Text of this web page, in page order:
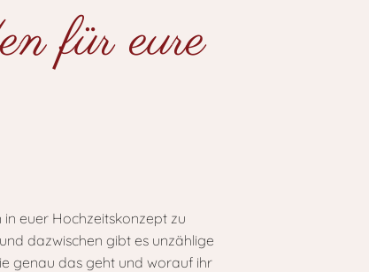
für eure
euer Hochzeitskonzept zu
dazwischen gibt es unzählige
genau das geht und worauf ihr